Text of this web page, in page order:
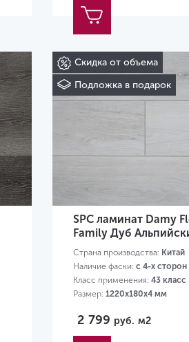
Скидка от объема
Подложка в подарок
SPC ламинат Damy
Family Дуб
Страна производства: Китай
Наличие фаски: с 4-х сторон
Класс применения: 43 класс
Размер: 1220х180х4 мм
2 799 руб. м2